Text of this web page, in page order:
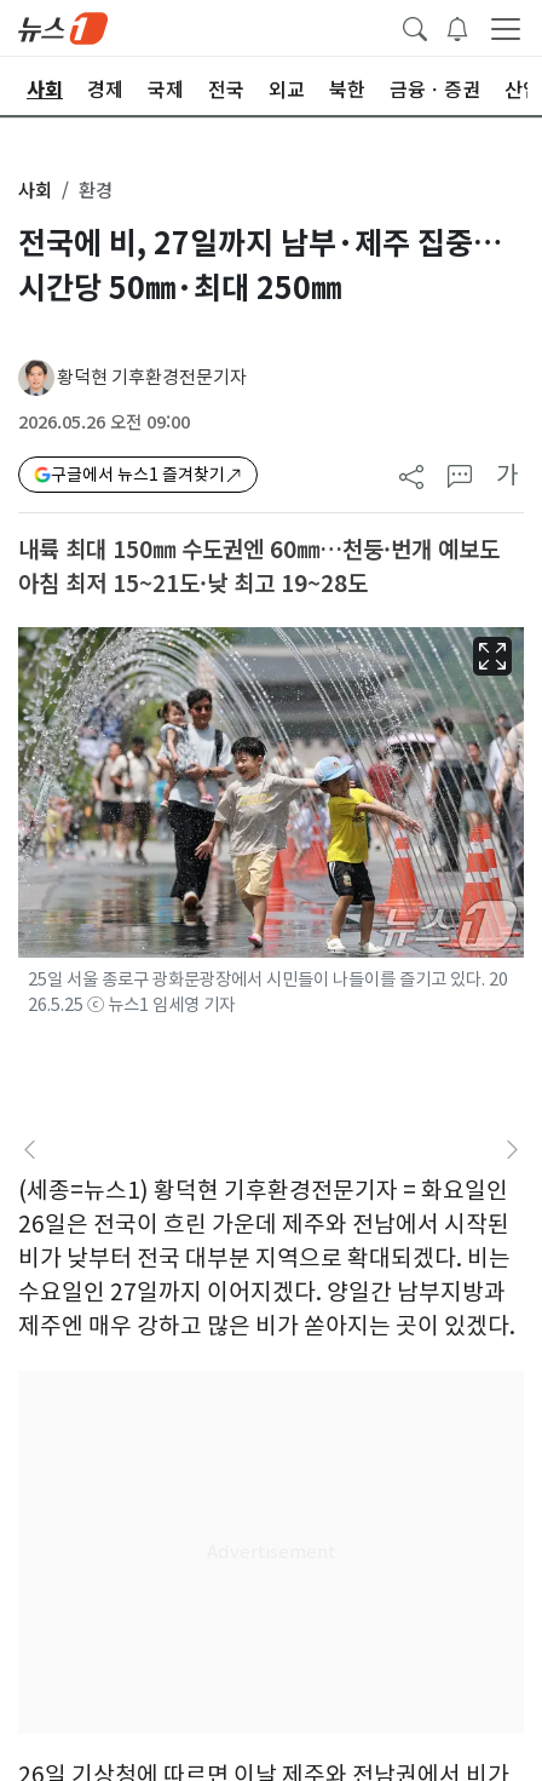
사회 경제 국제 전국 외교 북한 금융ㆍ증권 산업
사회 환경
전국에 비, 27일까지 남부·제주 집중…
시간당 50㎜·최대 250㎜
황덕현 기후환경전문기자
2026.05.26 오전 09:00
구글에서 뉴스1 즐겨찾기 가
내륙 최대 150㎜ 수도권엔 60㎜…천둥·번개 예보도
아침 최저 15~21도·낮 최고 19~28도
25일 서울 종로구 광화문광장에서 시민들이 나들이를 즐기고 있다. 20
26.5.25 ⓒ 뉴스1 임세영 기자
(세종=뉴스1) 황덕현 기후환경전문기자 = 화요일인
26일은 전국이 흐린 가운데 제주와 전남에서 시작된
비가 낮부터 전국 대부분 지역으로 확대되겠다. 비는
수요일인 27일까지 이어지겠다. 양일간 남부지방과
제주엔 매우 강하고 많은 비가 쏟아지는 곳이 있겠다.
26일 기상청에 따르면 이날 제주와 전남권에서 비가